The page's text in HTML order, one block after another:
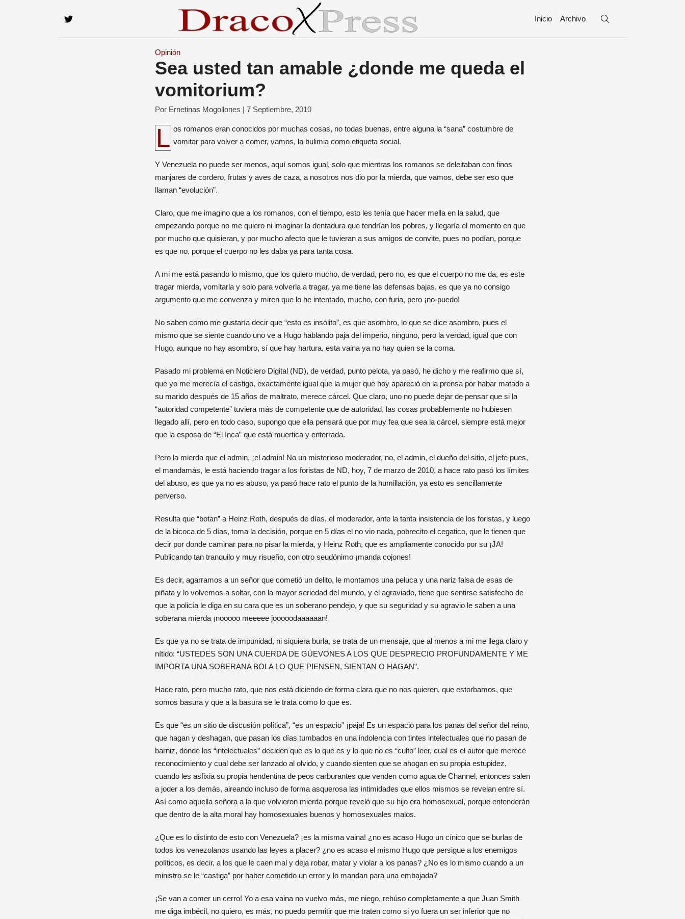
Inicio Archivo
Opinión
Sea usted tan amable ¿donde me queda el
vomitorium?
Por Ernetinas Mogollones | 7 Septiembre, 2010
Los romanos eran conocidos por muchas cosas, no todas buenas, entre alguna la “sana” costumbre de vomitar para volver a comer, vamos, la bulimia como etiqueta social.
Y Venezuela no puede ser menos, aquí somos igual, solo que mientras los romanos se deleitaban con finos
manjares de cordero, frutas y aves de caza, a nosotros nos dio por la mierda, que vamos, debe ser eso que
llaman “evolución”.
Claro, que me imagino que a los romanos, con el tiempo, esto les tenía que hacer mella en la salud, que
empezando porque no me quiero ni imaginar la dentadura que tendrían los pobres, y llegaría el momento en que
por mucho que quisieran, y por mucho afecto que le tuvieran a sus amigos de convite, pues no podían, porque
es que no, porque el cuerpo no les daba ya para tanta cosa.
A mi me está pasando lo mismo, que los quiero mucho, de verdad, pero no, es que el cuerpo no me da, es este
tragar mierda, vomitarla y solo para volverla a tragar, ya me tiene las defensas bajas, es que ya no consigo
argumento que me convenza y miren que lo he intentado, mucho, con furia, pero ¡no-puedo!
No saben como me gustaría decir que “esto es insólito”, es que asombro, lo que se dice asombro, pues el
mismo que se siente cuando uno ve a Hugo hablando paja del imperio, ninguno, pero la verdad, igual que con
Hugo, aunque no hay asombro, sí que hay hartura, esta vaina ya no hay quien se la coma.
Pasado mi problema en Noticiero Digital (ND), de verdad, punto pelota, ya pasó, he dicho y me reafirmo que sí,
que yo me merecía el castigo, exactamente igual que la mujer que hoy apareció en la prensa por habar matado a
su marido después de 15 años de maltrato, merece cárcel. Que claro, uno no puede dejar de pensar que si la
“autoridad competente” tuviera más de competente que de autoridad, las cosas probablemente no hubiesen
llegado allí, pero en todo caso, supongo que ella pensará que por muy fea que sea la cárcel, siempre está mejor
que la esposa de “El Inca” que está muertica y enterrada.
Pero la mierda que el admin, ¡el admin! No un misterioso moderador, no, el admin, el dueño del sitio, el jefe pues,
el mandamás, le está haciendo tragar a los foristas de ND, hoy, 7 de marzo de 2010, a hace rato pasó los límites
del abuso, es que ya no es abuso, ya pasó hace rato el punto de la humillación, ya esto es sencillamente
perverso.
Resulta que “botan” a Heinz Roth, después de días, el moderador, ante la tanta insistencia de los foristas, y luego
de la bicoca de 5 días, toma la decisión, porque en 5 días el no vio nada, pobrecito el cegatico, que le tienen que
decir por donde caminar para no pisar la mierda, y Heinz Roth, que es ampliamente conocido por su ¡JA!
Publicando tan tranquilo y muy risueño, con otro seudónimo ¡manda cojones!
Es decir, agarramos a un señor que cometió un delito, le montamos una peluca y una nariz falsa de esas de
piñata y lo volvemos a soltar, con la mayor seriedad del mundo, y el agraviado, tiene que sentirse satisfecho de
que la policía le diga en su cara que es un soberano pendejo, y que su seguridad y su agravio le saben a una
soberana mierda ¡nooooo meeeee jooooodaaaaaan!
Es que ya no se trata de impunidad, ni siquiera burla, se trata de un mensaje, que al menos a mi me llega claro y
nítido: “USTEDES SON UNA CUERDA DE GÜEVONES A LOS QUE DESPRECIO PROFUNDAMENTE Y ME
IMPORTA UNA SOBERANA BOLA LO QUE PIENSEN, SIENTAN O HAGAN”.
Hace rato, pero mucho rato, que nos está diciendo de forma clara que no nos quieren, que estorbamos, que
somos basura y que a la basura se le trata como lo que es.
Es que “es un sitio de discusión política”, “es un espacio” ¡paja! Es un espacio para los panas del señor del reino,
que hagan y deshagan, que pasan los días tumbados en una indolencia con tintes intelectuales que no pasan de
barniz, donde los “intelectuales” deciden que es lo que es y lo que no es “culto” leer, cual es el autor que merece
reconocimiento y cual debe ser lanzado al olvido, y cuando sienten que se ahogan en su propia estupidez,
cuando les asfixia su propia hendentina de peos carburantes que venden como agua de Channel, entonces salen
a joder a los demás, aireando incluso de forma asquerosa las intimidades que ellos mismos se revelan entre sí.
Así como aquella señora a la que volvieron mierda porque reveló que su hijo era homosexual, porque entenderán
que dentro de la alta moral hay homosexuales buenos y homosexuales malos.
¿Que es lo distinto de esto con Venezuela? ¡es la misma vaina! ¿no es acaso Hugo un cínico que se burlas de
todos los venezolanos usando las leyes a placer? ¿no es acaso el mismo Hugo que persigue a los enemigos
políticos, es decir, a los que le caen mal y deja robar, matar y violar a los panas? ¿No es lo mismo cuando a un
ministro se le “castiga” por haber cometido un error y lo mandan para una embajada?
¡Se van a comer un cerro! Yo a esa vaina no vuelvo más, me niego, rehúso completamente a que Juan Smith
me diga imbécil, no quiero, es más, no puedo permitir que me traten como si yo fuera un ser inferior que no